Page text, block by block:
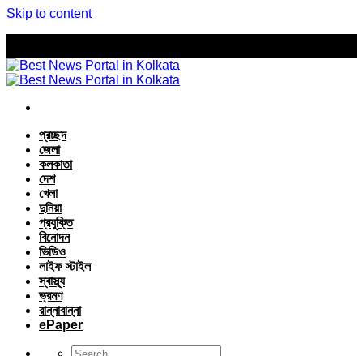
Skip to content
প্রচ্ছদ
জেলা
কলকাতা
দেশ
খেলা
দুনিয়া
প্রযুক্তি
বিনোদন
ভিডিও
লাইফ স্টাইল
স্বাস্থ্য
ভ্রমণ
রান্নাবান্না
ePaper